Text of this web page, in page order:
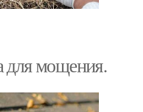
для мощения.